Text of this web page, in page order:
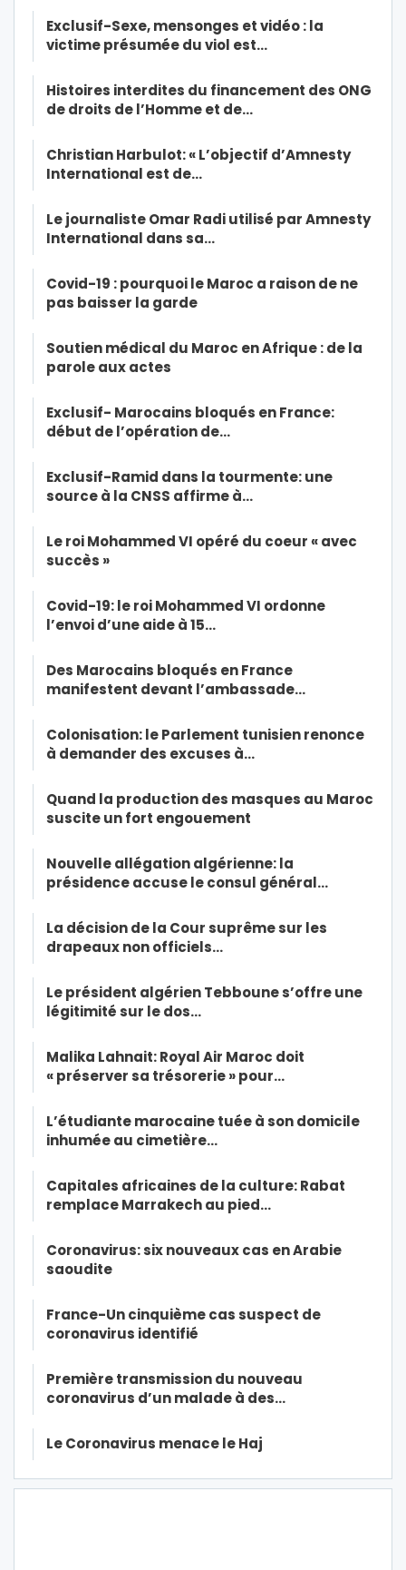
Exclusif-Sexe, mensonges et vidéo : la
victime présumée du viol est…
Histoires interdites du financement des ONG
de droits de l’Homme et de…
Christian Harbulot: « L’objectif d’Amnesty
International est de…
Le journaliste Omar Radi utilisé par Amnesty
International dans sa…
Covid-19 : pourquoi le Maroc a raison de ne
pas baisser la garde
Soutien médical du Maroc en Afrique : de la
parole aux actes
Exclusif- Marocains bloqués en France:
début de l’opération de…
Exclusif-Ramid dans la tourmente: une
source à la CNSS affirme à…
Le roi Mohammed VI opéré du coeur « avec
succès »
Covid-19: le roi Mohammed VI ordonne
l’envoi d’une aide à 15…
Des Marocains bloqués en France
manifestent devant l’ambassade…
Colonisation: le Parlement tunisien renonce
à demander des excuses à…
Quand la production des masques au Maroc
suscite un fort engouement
Nouvelle allégation algérienne: la
présidence accuse le consul général…
La décision de la Cour suprême sur les
drapeaux non officiels…
Le président algérien Tebboune s’offre une
légitimité sur le dos…
Malika Lahnait: Royal Air Maroc doit
« préserver sa trésorerie » pour…
L’étudiante marocaine tuée à son domicile
inhumée au cimetière…
Capitales africaines de la culture: Rabat
remplace Marrakech au pied…
Coronavirus: six nouveaux cas en Arabie
saoudite
France-Un cinquième cas suspect de
coronavirus identifié
Première transmission du nouveau
coronavirus d’un malade à des…
Le Coronavirus menace le Haj